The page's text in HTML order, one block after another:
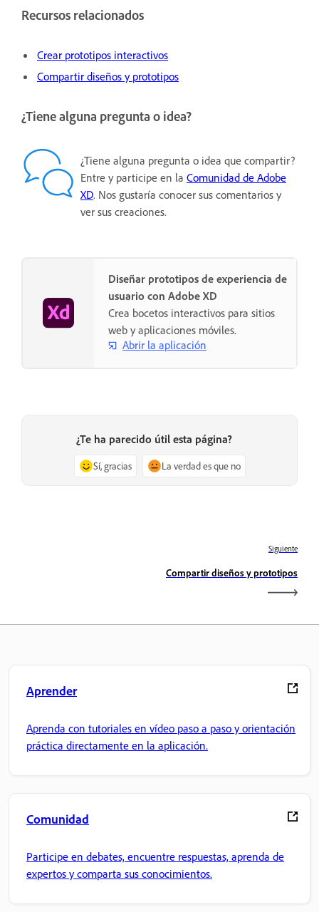
Recursos relacionados
Crear prototipos interactivos
Compartir diseños y prototipos
¿Tiene alguna pregunta o idea?
¿Tiene alguna pregunta o idea que compartir?
Entre y participe en la Comunidad de Adobe
XD. Nos gustaría conocer sus comentarios y
ver sus creaciones.
Diseñar prototipos de experiencia de
usuario con Adobe XD
Crea bocetos interactivos para sitios
web y aplicaciones móviles.
Abrir la aplicación
¿Te ha parecido útil esta página?
Sí, gracias La verdad es que no
Siguiente
Compartir diseños y prototipos
Aprender
Aprenda con tutoriales en vídeo paso a paso y orientación
práctica directamente en la aplicación.
Comunidad
Participe en debates, encuentre respuestas, aprenda de
expertos y comparta sus conocimientos.